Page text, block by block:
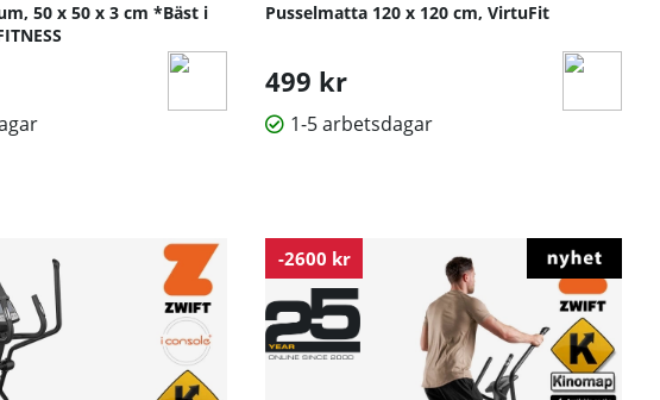
50 x 50 x 3 cm *Bäst i
Pusselmatta 120 x 120 cm, VirtuFit
499 kr
1-5 arbetsdagar
-2600 kr